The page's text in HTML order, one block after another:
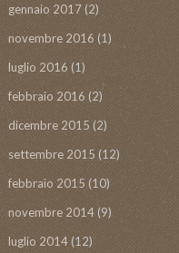
gennaio 2017(2)
novembre 2016 (1)
luglio 2016 (1)
febbraio 2016 (2)
dicembre 2015 (2)
settembre 2015 (12)
febbraio 2015 (10)
novembre 2014(9)
luglio 2014(12)